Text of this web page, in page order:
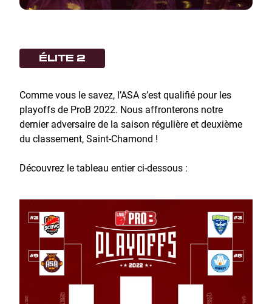
ÉLITE 2
Comme vous le savez, l’ASA s’est qualifié pour les
playoffs de ProB 2022. Nous affronterons notre
dernier adversaire de la saison régulière et deuxième
du classement, Saint-Chamond !
Découvrez le tableau entier ci-dessous :